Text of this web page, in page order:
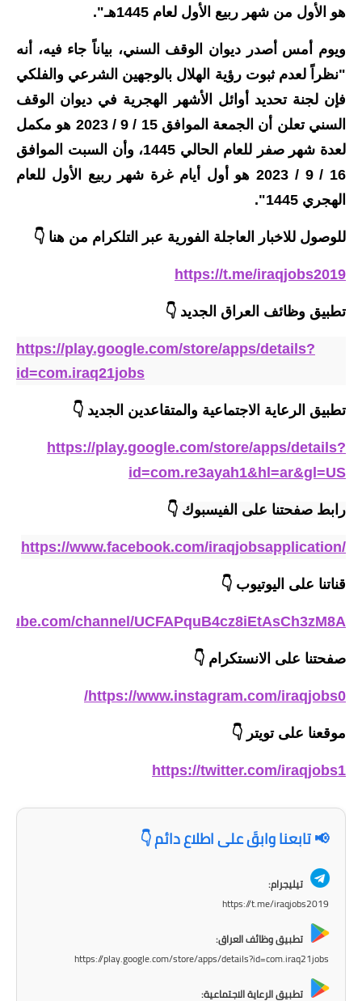
المدارس
اخبار وقرارات وزارة التربية
نتائج الامتحانات
المرحلة الابتدائية
المرحلة المتوسطة
اسئلة وزارية
المرحلة الاعدادية
المرحلة المتوسطة
كتب مدرسية
المرحلة المتوسطة
ملازم دراسية
المرحلة المتوسطة
دروس
هو الأول من شهر ربيع الأول لعام 1445هـ".
ويوم أمس أصدر ديوان الوقف السني، بياناً جاء فيه، أنه
"نظراً لعدم ثبوت رؤية الهلال بالوجهين الشرعي والفلكي
فإن لجنة تحديد أوائل الأشهر الهجرية في ديوان الوقف
السني تعلن أن الجمعة الموافق 15 / 9 / 2023 هو مكمل
لعدة شهر صفر للعام الحالي 1445، وأن السبت الموافق
16 / 9 / 2023 هو أول أيام غرة شهر ربيع الأول للعام
الهجري 1445".
للوصول للاخبار العاجلة الفورية عبر التلكرام من هنا 👇
https://t.me/iraqjobs2019
تطبيق وظائف العراق الجديد 👇
https://play.google.com/store/apps/details?
id=com.iraq21jobs
تطبيق الرعاية الاجتماعية والمتقاعدين الجديد 👇
https://play.google.com/store/apps/details?
id=com.re3ayah1&hl=ar&gl=US
رابط صفحتنا على الفيسبوك 👇
https://www.facebook.com/iraqjobsapplication/
قناتنا على اليوتيوب 👇
channel/UCFAPquB4cz8iEtAsCh3zM8A
صفحتنا على الانستكرام 👇
https://www.instagram.com/iraqjobs0/
موقعنا على تويتر 👇
https://twitter.com/iraqjobs1
📢 تابعنا وابقَ على اطلاع دائم 👇
تيليجرام:
https://t.me/iraqjobs2019
تطبيق وظائف العراق:
https://play.google.com/store/apps/details?id=com.iraq21jobs
تطبيق الرعاية الاجتماعية: